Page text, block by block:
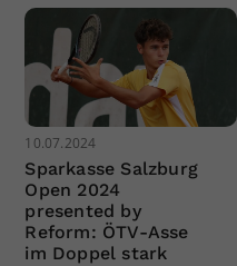
10.07.2024
Sparkasse Salzburg
Open 2024
presented by
Reform: ÖTV-Asse
im Doppel stark